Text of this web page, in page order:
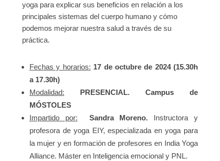
yoga para explicar sus beneficios en relación a los
principales sistemas del cuerpo humano y cómo
podemos mejorar nuestra salud a través de su
práctica.
Fechas y horarios: 17 de octubre de 2024 (15.30h
a 17.30h)
Modalidad:
PRESENCIAL. Campus de
MÓSTOLES
Impartido por: Sandra Moreno.
Instructora y
profesora de yoga EIY, especializada en yoga para
la mujer y en formación de profesores en India Yoga
Alliance. Máster en Inteligencia emocional y PNL.